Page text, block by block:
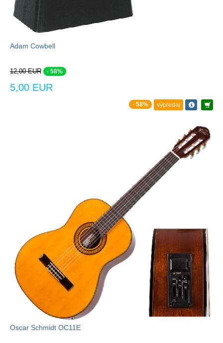
Adam Cowbell
12,00 EUR - 58%
5,00 EUR
- 58% výpredaj
Oscar Schmidt OC11E